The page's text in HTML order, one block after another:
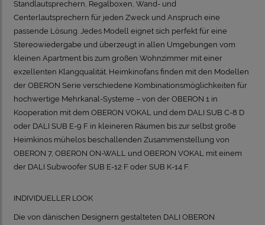
Standlautsprechern, Regalboxen, Wand- und
Centerlautsprechern für jeden Zweck und Anspruch eine
passende Lösung. Jedes Modell eignet sich perfekt für eine
Stereowiedergabe und überzeugt in allen Umgebungen vom
kleinen Apartment bis zum großen Wohnzimmer mit einer
exzellenten Klangqualität. Heimkinofans finden mit den Modellen
der OBERON Serie verschiedene Kombinationsmöglichkeiten für
hochwertige Mehrkanal-Systeme – von der OBERON 1 in
Kooperation mit dem OBERON VOKAL und dem DALI SUB C-8 D
oder DALI SUB E-9 F in kleineren Räumen bis zur selbst große
Heimkinos mühelos beschallenden Zusammenstellung von
OBERON 7, OBERON ON-WALL und OBERON VOKAL mit einem
der DALI Subwoofer SUB E-12 F oder SUB K-14 F.
INDIVIDUELLER LOOK
Die von dänischen Designern gestalteten DALI OBERON